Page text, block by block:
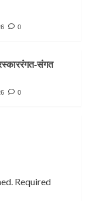
0
संगत
0
Required